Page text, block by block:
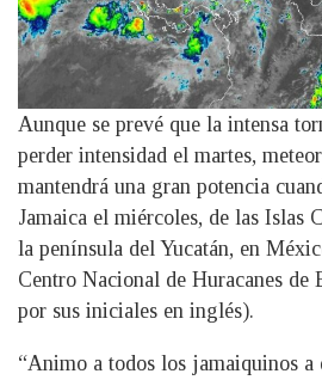
Aunque se prevé que la intensa
perder intensidad el martes,
mantendrá una gran potencia
Jamaica el miércoles, de las Islas
la península del Yucatán, en
Centro Nacional de Huracanes de
por sus iniciales en inglés).
“Animo a todos los jamaiquinos a